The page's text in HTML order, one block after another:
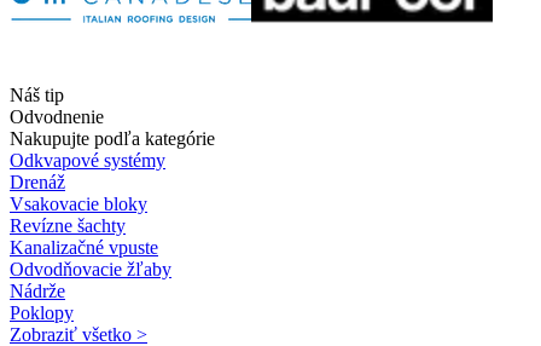
Náš tip
Odvodnenie
Nakupujte podľa kategórie
Odkvapové systémy
Drenáž
Vsakovacie bloky
Revízne šachty
Kanalizačné vpuste
Odvodňovacie žľaby
Nádrže
Poklopy
Zobraziť všetko >